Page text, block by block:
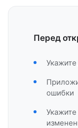
Перед
ошибки